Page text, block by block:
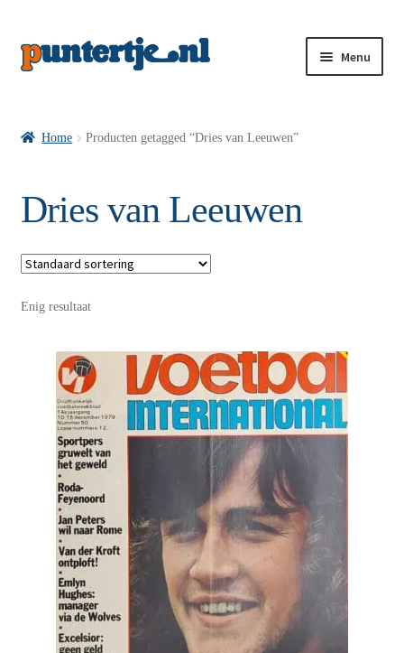
Menu
VI’s met Posters
Wie is puntertje
Puntertjes
Contact
Home Producten getagged “Dries van Leeuwen”
Dries van Leeuwen
Enig resultaat